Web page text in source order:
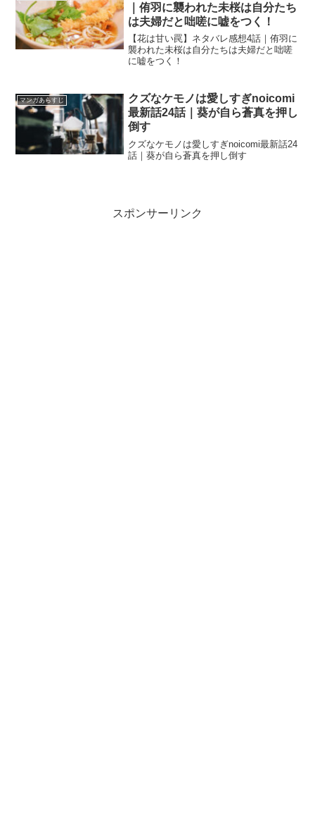
｜侑羽に襲われた未桜は自分たち
は夫婦だと咄嗟に嘘をつく！
【花は甘い罠】ネタバレ感想4話｜侑羽に
襲われた未桜は自分たちは夫婦だと咄嗟
に嘘をつく！
マンガあらすじ
クズなケモノは愛しすぎnoicomi
最新話24話｜葵が自ら蒼真を押し
倒す
クズなケモノは愛しすぎnoicomi最新話24
話｜葵が自ら蒼真を押し倒す
スポンサーリンク